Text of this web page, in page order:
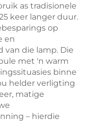
as tradisionele
keer langer duur.
op
en
van die lamp. Die
met 'n warm
binne
helder verligting
matige
– hierdie